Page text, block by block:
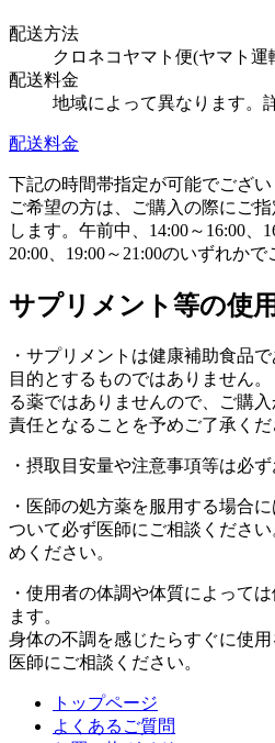
配送方法
クロネコヤマト便(ヤマト運
配送料金
地域によって異なります。
配送料金
下記の時間帯指定が可能でござい
ご希望の方は、ご購入の際にご
します。午前中、14:00～16:00、
20:00、19:00～21:00のいずれかで
サプリメント等の使
・サプリメントは健康補助食品
目的とするものではありません
る薬ではありませんので、ご購
責任となることを予めご了承くだ
・摂取目安量や注意事項等は必ず
・医師の処方薬を服用する場合
ついて必ず医師にご相談くださ
めください。
・使用者の体調や体質によって
ます。
身体の不調を感じたらすぐに使
医師にご相談ください。
トップページ
よくあるご質問